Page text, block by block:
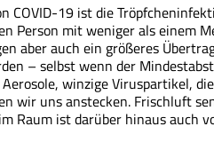
COVID-19 ist die
Person mit weniger als einem
aber auch ein größeres
– selbst wenn der
winzige Viruspartikel,
wir uns anstecken. Frischluft
Raum ist darüber hinaus auch